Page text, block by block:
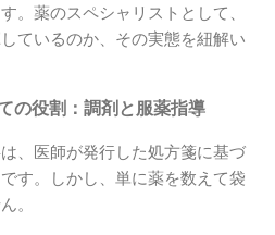
。薬のスペシャリストとして、
ているのか、その実態を紐解い
の役割：調剤と服薬指導
、医師が発行した処方箋に基づ
す。しかし、単に薬を数えて袋
。